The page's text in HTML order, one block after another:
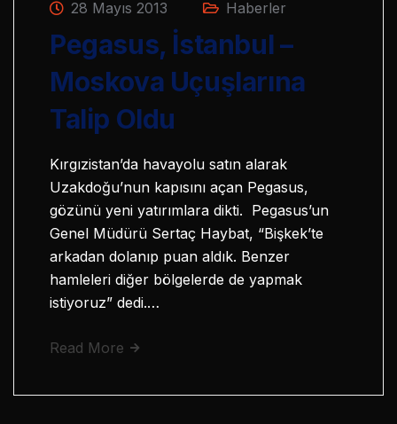
28 Mayıs 2013 Haberler
Pegasus, İstanbul –
Moskova Uçuşlarına
Talip Oldu
Kırgızistan’da havayolu satın alarak
Uzakdoğu’nun kapısını açan Pegasus,
gözünü yeni yatırımlara dikti. Pegasus’un
Genel Müdürü Sertaç Haybat, “Bişkek’te
arkadan dolanıp puan aldık. Benzer
hamleleri diğer bölgelerde de yapmak
istiyoruz” dedi.…
Read More